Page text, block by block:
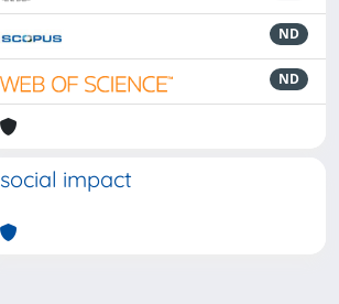
ND
ND
social impact